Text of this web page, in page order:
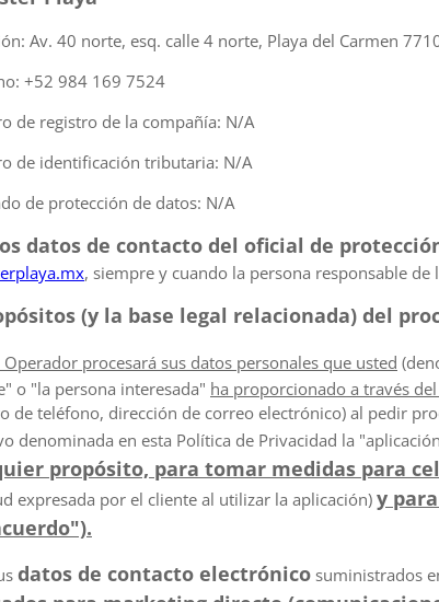
Av. 40 norte, esq. calle 4 norte, Playa del Carmen
+52 984 169 7524
de registro de la compañía: N/A
de identificación tributaria: N/A
de protección de datos: N/A
datos de contacto del oficial de
, siempre y cuando la persona responsable
(y la base legal relacionada) del
Operador procesará sus datos personales que usted
o "la persona interesada" ha proporcionado a través
de teléfono, dirección de correo electrónico) al pedir
denominada en esta Política de Privacidad la
propósito, para tomar medidas para
expresada por el cliente al utilizar la aplicación) y
datos de contacto electrónico suministrados